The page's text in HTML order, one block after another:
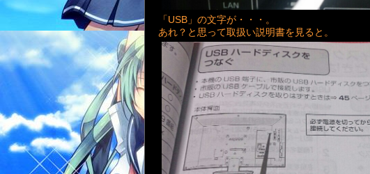
「USB」の文字が・・・。
あれ？と思って取扱い説明書を見ると。